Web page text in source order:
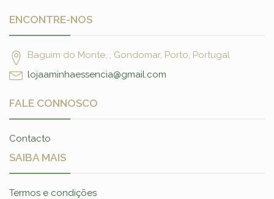
ENCONTRE-NOS
Baguim do Monte, , Gondomar, Porto, Portugal
lojaaminhaessencia@gmail.com
FALE CONNOSCO
Contacto
SAIBA MAIS
Termos e condições